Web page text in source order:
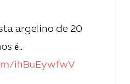
argelino de 20
é…
ihBuEywfwV